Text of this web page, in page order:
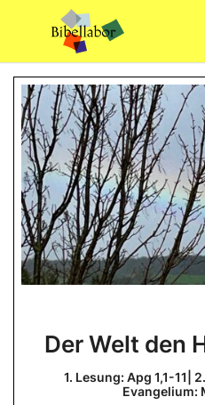
content
Der Welt den
1. Lesung: Apg 1,1-11|
Evangelium: